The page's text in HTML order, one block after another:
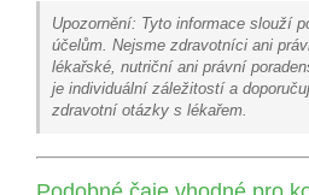
Upozornění: Tyto informace slouží
účelům. Nejsme zdravotníci ani
lékařské, nutriční ani právní
je individuální záležitostí a
zdravotní otázky s lékařem.